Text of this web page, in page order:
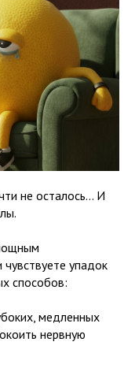
не осталось… И
чувствуете упадок
способов:
медленных
нервную